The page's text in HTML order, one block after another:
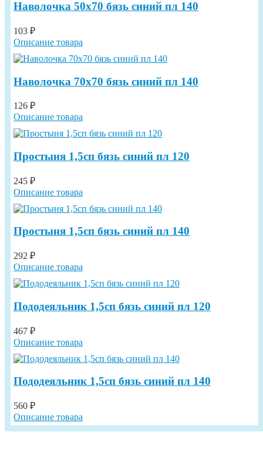
Наволочка 50х70 бязь синий пл 140
103 ₽
Описание товара
Наволочка 70х70 бязь синий пл 140
126 ₽
Описание товара
Простыня 1,5сп бязь синий пл 120
245 ₽
Описание товара
Простыня 1,5сп бязь синий пл 140
292 ₽
Описание товара
Пододеяльник 1,5сп бязь синий пл 120
467 ₽
Описание товара
Пододеяльник 1,5сп бязь синий пл 140
560 ₽
Описание товара